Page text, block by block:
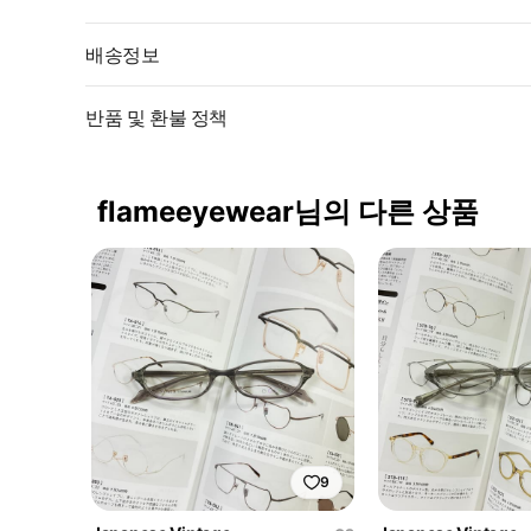
배송정보
반품 및 환불 정책
flameeyewear님의 다른 상품
9